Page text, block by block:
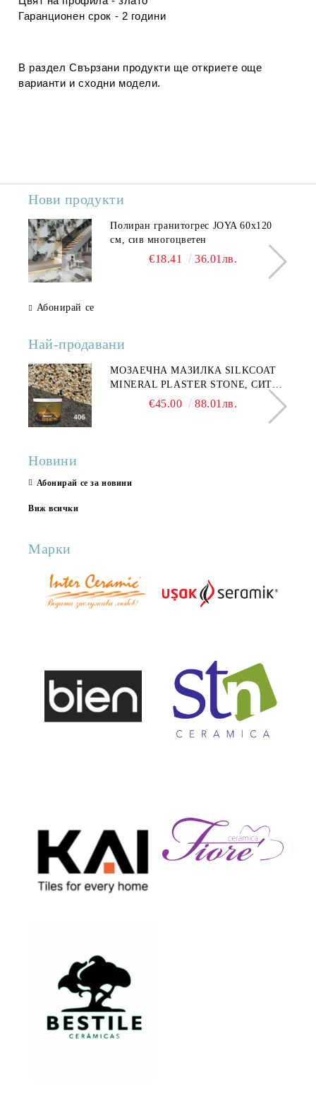
Гаранционен срок - 2 години
В разделСвързани продукти ще откриете още
варианти и сходни модели.
Нови продукти
Полиран гранитогрес JOYA 60x120
см, сив многоцветен
€18.41 36.01лв.
Абонирай се
Най-продавани
МОЗАЕЧНА МАЗИЛКА SILKCOAT
MINERAL PLASTER STONE, СИТЕН
КАМЪК 406 25КГ
€45.00 88.01лв.
Новини
Абонирай се за новини
Виж всички
Марки